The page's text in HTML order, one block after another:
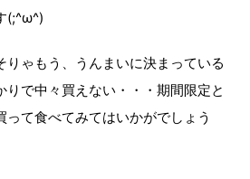
(;^ω^)
りゃもう、うんまいに決まっている
で中々買えない・・・期間限定と
って食べてみてはいかがでしょう